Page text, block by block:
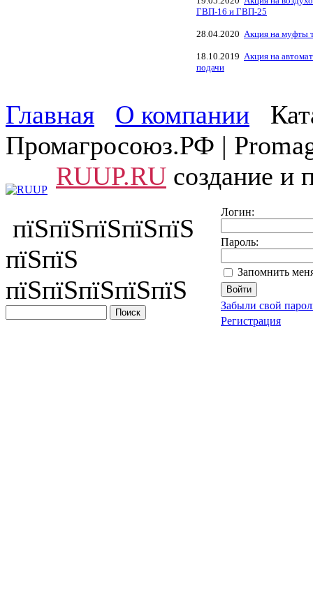
ГВП-16 и ГВП-25
28.04.2020 Акция на муфты
18.10.2019 Акция на
подачи
Главная О компании
Промагросоюз.РФ |
RUUP.RU создание и
пїЅпїЅпїЅпїЅпїЅ
пїЅпїЅ
пїЅпїЅпїЅпїЅпїЅ
Логин:
Пароль:
Запомнить
Забыли свой
Регистрация